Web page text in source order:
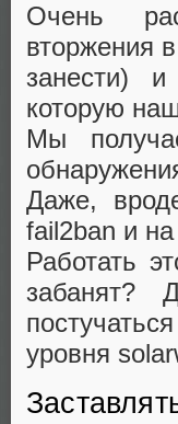
Очень
вторжения
занести)
которую
Мы
Даже,
fail2ban и
Работать
забанят?
уровня